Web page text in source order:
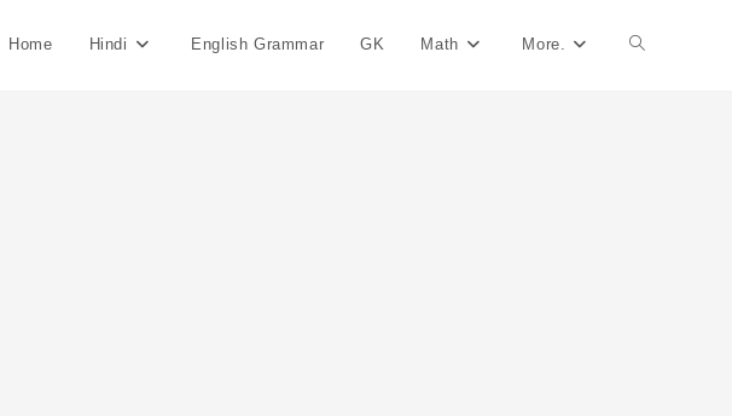
Home Hindi English Grammar GK Math More. Toggle